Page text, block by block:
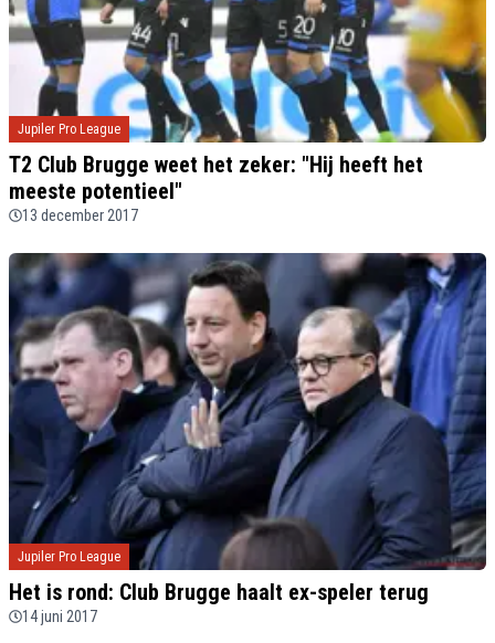
Jupiler Pro League
T2 Club Brugge weet het zeker: "Hij heeft het
meeste potentieel"
13 december 2017
Jupiler Pro League
Het is rond: Club Brugge haalt ex-speler terug
14 juni 2017